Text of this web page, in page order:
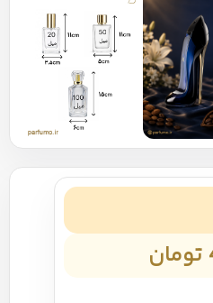
تومان